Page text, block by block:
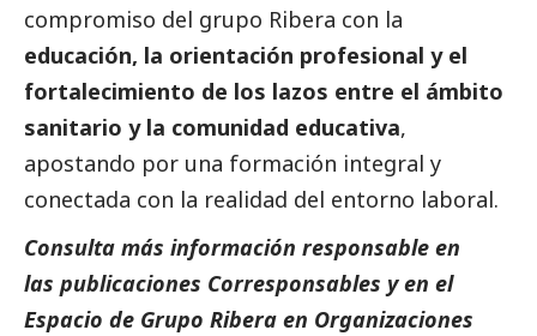
compromiso del grupo Ribera con la
educación, la orientación profesional y el
fortalecimiento de los lazos entre el ámbito
sanitario y la comunidad educativa,
apostando por una formación integral y
conectada con la realidad del entorno laboral.
Consulta más información responsable en
las publicaciones Corresponsables y en el
Espacio de Grupo Ribera en Organizaciones